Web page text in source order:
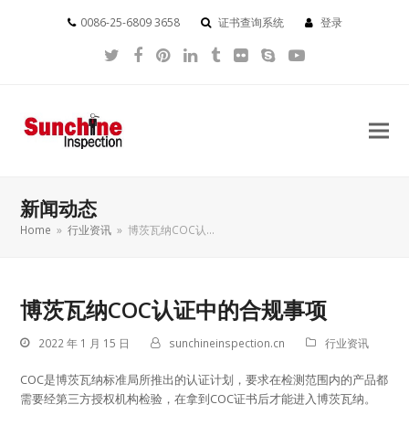
0086-25-6809 3658 证书查询系统 登录
Twitter
Facebook
Pinterest
LinkedIn
Tumblr
FlickrSkypeYouTube
新闻动态
Home » 行业资讯 » 博茨瓦纳COC认…
博茨瓦纳COC认证中的合规事项
2022 年 1 月 15 日 sunchineinspection.cn 行业资讯
COC是博茨瓦纳标准局所推出的认证计划，要求在检测范围内的产品都
需要经第三方授权机构检验，在拿到COC证书后才能进入博茨瓦纳。